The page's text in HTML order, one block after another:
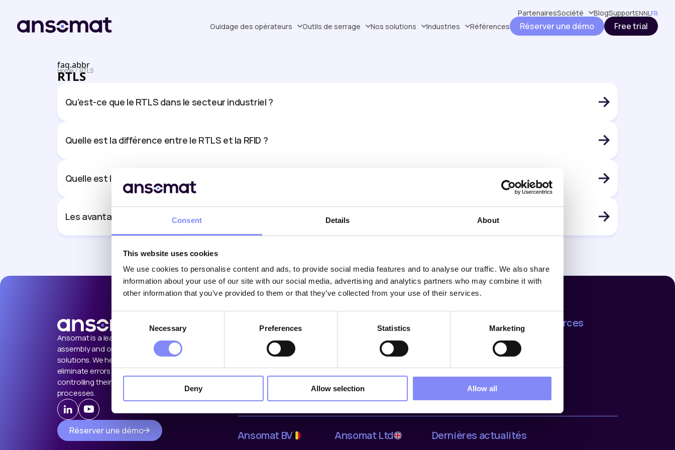
Consent Details About
This website uses cookies
We use cookies to personalise content and ads, to provide social media features and to analyse our traffic. We also share
information about your use of our site with our social media, advertising and analytics partners who may combine it with
other information that you’ve provided to them or that they’ve collected from your use of their services.
Necessary Preferences Statistics Marketing
Deny Allow selection Allow all
PartenairesSociété BlogSupportENNLFR
Guidage des opérateurs Outils de serrage Nos solutions Industries Références Réserver une démo Free trial
Home RTLS
faq.abbr
RTLS
Qu'est-ce que le RTLS dans le secteur industriel ?
Quelle est la différence entre le RTLS et la RFID ?
Quelle est la différence entre les systèmes RTLS Wi-Fi, Bluetooth, UWB et à ultrasons ?
Les avantages d'un système RTLS
Ansomat is a leading provider of
assembly and operator guidance
solutions. We help manufacturers
eliminate errors by guiding and
controlling their manual shop floor
processes.
Réserver une démo
Solutions
Digital Work Instructions
Tools & Devices
Data & Traceability
Ansomat Management
Fastening tools
Aerospace & Defence
Off-Highway
Electronics
General Manufacturing
Partners
Contact us
Ressources
Ansomat BV Ansomat Ltd Dernières actualités